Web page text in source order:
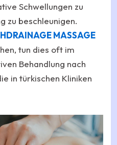
Schwellungen zu
zu beschleunigen.
MASSAGE
tun dies oft im
Behandlung nach
in türkischen Kliniken